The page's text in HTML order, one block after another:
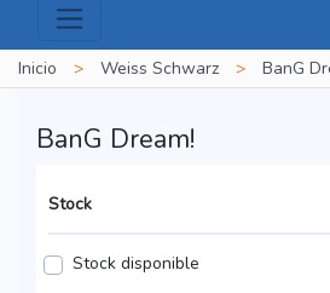
Inicio > Weiss Schwarz > BanG
BanG Dream!
Stock
Stock disponible